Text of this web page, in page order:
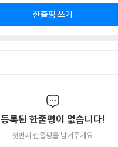
한줄평 쓰기
등록된 한줄평이 없습니다!
첫번째 한줄평을 남겨주세요.